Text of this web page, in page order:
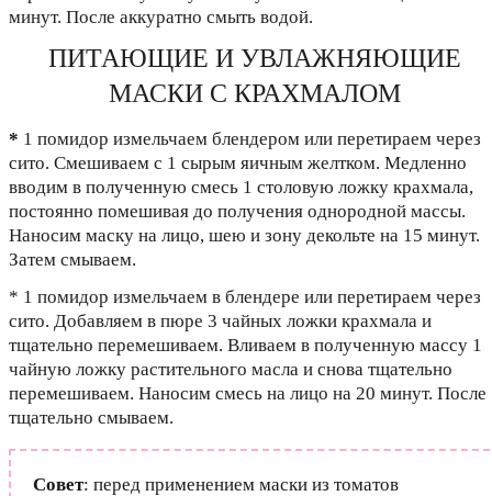
минут. После аккуратно смыть водой.
ПИТАЮЩИЕ И УВЛАЖНЯЮЩИЕ
МАСКИ С КРАХМАЛОМ
* 1 помидор измельчаем блендером или перетираем через
сито. Смешиваем с 1 сырым яичным желтком. Медленно
вводим в полученную смесь 1 столовую ложку крахмала,
постоянно помешивая до получения однородной массы.
Наносим маску на лицо, шею и зону декольте на 15 минут.
Затем смываем.
* 1 помидор измельчаем в блендере или перетираем через
сито. Добавляем в пюре 3 чайных ложки крахмала и
тщательно перемешиваем. Вливаем в полученную массу 1
чайную ложку растительного масла и снова тщательно
перемешиваем. Наносим смесь на лицо на 20 минут. После
тщательно смываем.
Совет: перед применением маски из томатов